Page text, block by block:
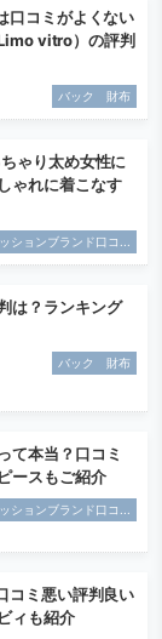
口コミがよくない
vitro）の評判
バック 財布
ゃり太め女性に
ゃれに着こなす
ションブランド口コ...
は？ランキング
バック 財布
て本当？口コミ
ースもご紹介
ションブランド口コ...
コミ悪い評判良い
ィも紹介